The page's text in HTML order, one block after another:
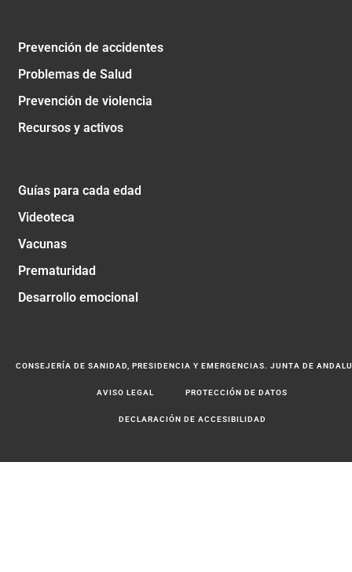
Prevención de accidentes
Problemas de Salud
Prevención de violencia
Recursos y activos
Guías para cada edad
Videoteca
Vacunas
Prematuridad
Desarrollo emocional
CONSEJERÍA DE SANIDAD, PRESIDENCIA Y EMERGENCIAS. JUNTA DE
AVISO LEGAL PROTECCIÓN DE DATOS
DECLARACIÓN DE ACCESIBILIDAD